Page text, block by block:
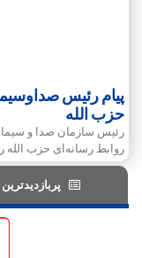
پیام رئیس
حزب الله
رئیس سازمان صدا و
روابط رسانه‌ای حزب الله
پربازدیدترین